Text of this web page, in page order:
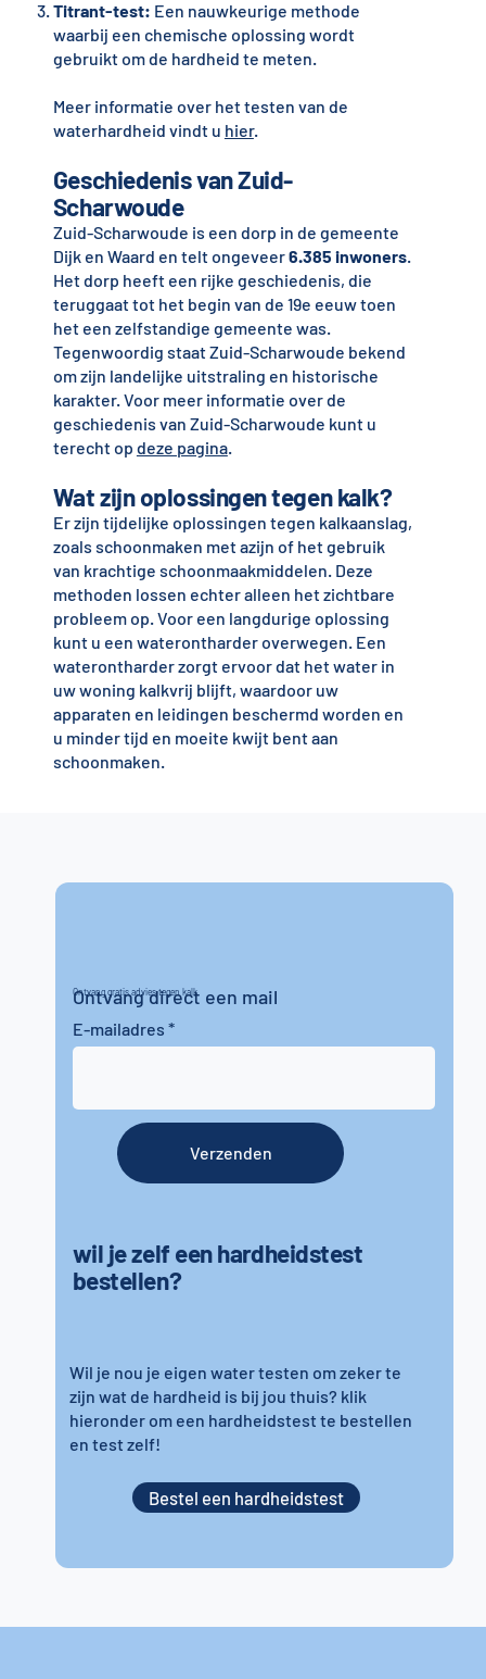
Titrant-test: Een nauwkeurige methode
waarbij een chemische oplossing wordt
gebruikt om de hardheid te meten.
Meer informatie over het testen van de
waterhardheid vindt u hier.
Geschiedenis van Zuid-
Scharwoude
Zuid-Scharwoude is een dorp in de gemeente
Dijk en Waard en telt ongeveer6.385 inwoners.
Het dorp heeft een rijke geschiedenis, die
teruggaat tot het begin van de 19e eeuw toen
het een zelfstandige gemeente was.
Tegenwoordig staat Zuid-Scharwoude bekend
om zijn landelijke uitstraling en historische
karakter. Voor meer informatie over de
geschiedenis van Zuid-Scharwoude kunt u
terecht op deze pagina.
Wat zijn oplossingen tegen kalk?
Er zijn tijdelijke oplossingen tegen kalkaanslag,
zoals schoonmaken met azijn of het gebruik
van krachtige schoonmaakmiddelen. Deze
methoden lossen echter alleen het zichtbare
probleem op. Voor een langdurige oplossing
kunt u een waterontharder overwegen. Een
waterontharder zorgt ervoor dat het water in
uw woning kalkvrij blijft, waardoor uw
apparaten en leidingen beschermd worden en
u minder tijd en moeite kwijt bent aan
schoonmaken.
Ontvang gratis advies tegen kalk
Ontvang direct een mail
wil je zelf een hardheidstest
bestellen?
E-mailadres
Wil je nou je eigen water testen om zeker te
zijn wat de hardheid is bij jou thuis? klik
hieronder om een hardheidstest te bestellen
en test zelf!
Verzenden
Bestel een hardheidstest